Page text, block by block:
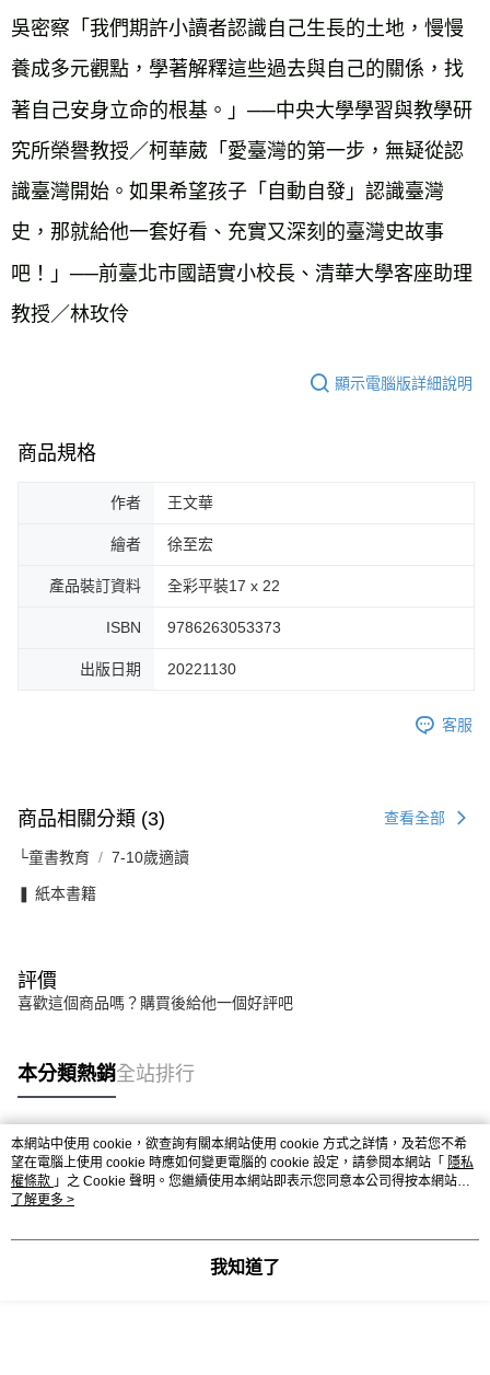
吳密察「我們期許小讀者認識自己生長的土地，慢慢
養成多元觀點，學著解釋這些過去與自己的關係，找
著自己安身立命的根基。」──中央大學學習與教學研
究所榮譽教授／柯華葳「愛臺灣的第一步，無疑從認
識臺灣開始。如果希望孩子「自動自發」認識臺灣
史，那就給他一套好看、充實又深刻的臺灣史故事
吧！」──前臺北市國語實小校長、清華大學客座助理
教授／林玫伶
顯示電腦版詳細說明
商品規格
作者 王文華
繪者 徐至宏
產品裝訂資料 全彩平裝17 x 22
ISBN 9786263053373
出版日期 20221130
客服
商品相關分類 (3) 查看全部
└童書教育 7-10歲適讀
❚ 紙本書籍
評價
喜歡這個商品嗎？購買後給他一個好評吧
本分類熱銷全站排行
熱門標籤
本網站中使用 cookie，欲查詢有關本網站使用 cookie 方式之詳情，及若您不希
望在電腦上使用 cookie 時應如何變更電腦的 cookie 設定，請參閱本網站「 隱私
權條款 」之 Cookie 聲明。您繼續使用本網站即表示您同意本公司得按本網站使
用條款之 Cookie 聲明使用 cookie。
了解更多 >
我知道了